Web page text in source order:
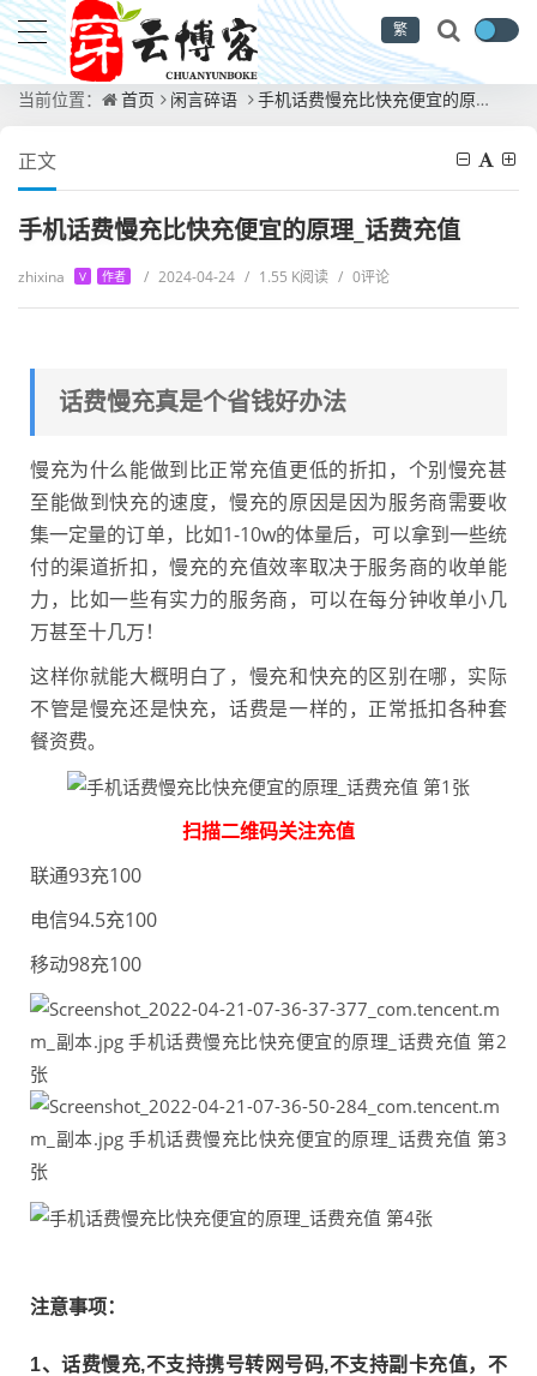
繁
当前位置： 首页 闲言碎语 手机话费慢充比快充便宜的原理_话费充值
正文
手机话费慢充比快充便宜的原理_话费充值
zhixina V 作者 / 2024-04-24 / 1.55 K阅读 / 0评论
话费慢充真是个省钱好办法
慢充为什么能做到比正常充值更低的折扣，个别慢充甚
至能做到快充的速度，慢充的原因是因为服务商需要收
集一定量的订单，比如1-10w的体量后，可以拿到一些统
付的渠道折扣，慢充的充值效率取决于服务商的收单能
力，比如一些有实力的服务商，可以在每分钟收单小几
万甚至十几万！
这样你就能大概明白了，慢充和快充的区别在哪，实际
不管是慢充还是快充，话费是一样的，正常抵扣各种套
餐资费。
扫描二维码关注充值
联通93充100
电信94.5充100
移动98充100
注意事项：
1、话费慢充,不支持携号转网号码,不支持副卡充值，不